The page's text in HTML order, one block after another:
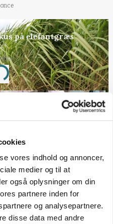
vores indhold og annoncer,
medier og til at
også oplysninger om din
partnere inden for
og analysepartnere.
disse data med andre
på elefantgræs